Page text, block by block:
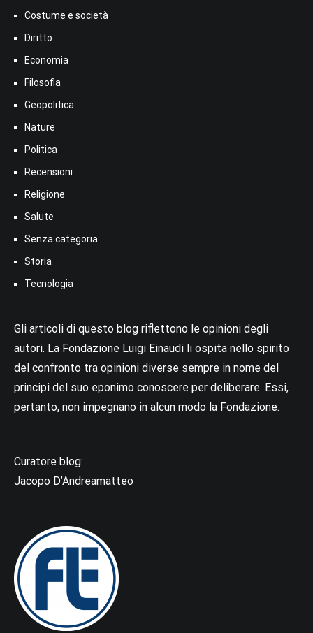
Costume e società
Diritto
Economia
Filosofia
Geopolitica
Nature
Politica
Recensioni
Religione
Salute
Senza categoria
Storia
Tecnologia
Gli articoli di questo blog riflettono le opinioni degli
autori. La Fondazione Luigi Einaudi li ospita nello spirito
del confronto tra opinioni diverse sempre in nome del
principi del suo eponimo conoscere per deliberare. Essi,
pertanto, non impegnano in alcun modo la Fondazione.
Curatore blog:
Jacopo D’Andreamatteo